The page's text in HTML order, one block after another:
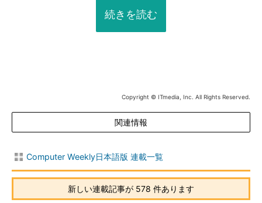
続きを読む
Copyright © ITmedia, Inc. All Rights Reserved.
関連情報
Computer Weekly日本語版 連載一覧
新しい連載記事が 578 件あります